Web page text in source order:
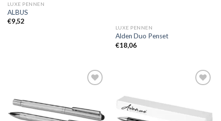
LUXE PENNEN
ALBUS
€9,52
LUXE PENNEN
Alden Duo Penset
€18,06
wenslijst
wenslijst